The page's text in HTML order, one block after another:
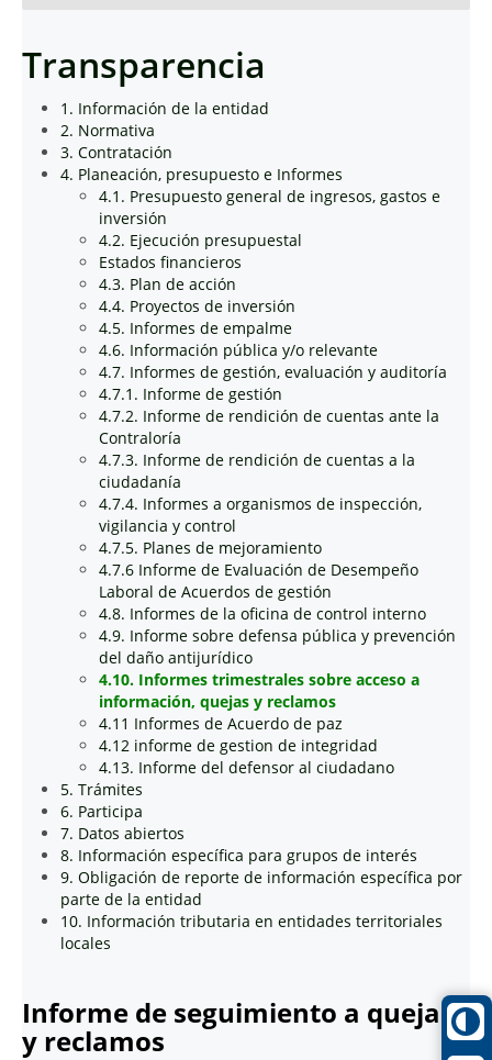
Transparencia
1. Información de la entidad
2. Normativa
3. Contratación
4. Planeación, presupuesto e Informes
4.1. Presupuesto general de ingresos, gastos e
inversión
4.2. Ejecución presupuestal
Estados financieros
4.3. Plan de acción
4.4. Proyectos de inversión
4.5. Informes de empalme
4.6. Información pública y/o relevante
4.7. Informes de gestión, evaluación y auditoría
4.7.1. Informe de gestión
4.7.2. Informe de rendición de cuentas ante la
Contraloría
4.7.3. Informe de rendición de cuentas a la
ciudadanía
4.7.4. Informes a organismos de inspección,
vigilancia y control
4.7.5. Planes de mejoramiento
4.7.6 Informe de Evaluación de Desempeño
Laboral de Acuerdos de gestión
4.8. Informes de la oficina de control interno
4.9. Informe sobre defensa pública y prevención
del daño antijurídico
4.10. Informes trimestrales sobre acceso a
información, quejas y reclamos
4.11 Informes de Acuerdo de paz
4.12 informe de gestion de integridad
4.13. Informe del defensor al ciudadano
5. Trámites
6. Participa
7. Datos abiertos
8. Información específica para grupos de interés
9. Obligación de reporte de información específica por
parte de la entidad
10. Información tributaria en entidades territoriales
locales
Informe de seguimiento a quejas
y reclamos